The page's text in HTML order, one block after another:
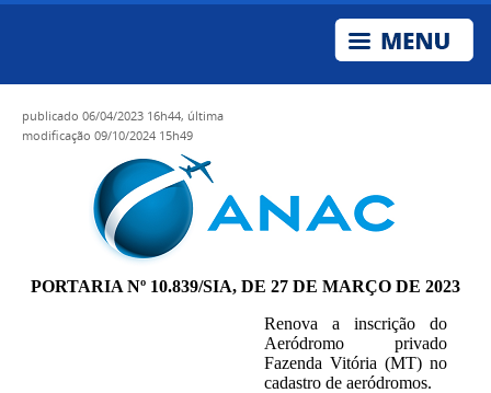
publicado 06/04/2023 16h44, última
modificação 09/10/2024 15h49
PORTARIA Nº 10.839/SIA, DE 27 DE MARÇO DE 2023
Renova a inscrição do
Aeródromo privado
Fazenda Vitória (MT) no
cadastro de aeródromos.